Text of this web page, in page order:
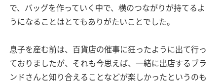
で、バッグを作っていく中で、横のつながりが持てるよ
うになることはとてもありがたいことでした。
息子を産む前は、百貨店の催事に狂ったように出て行っ
ておりましたが、それも今思えば、一緒に出店するブラ
ンドさんと知り合えることなどが楽しかったというのも